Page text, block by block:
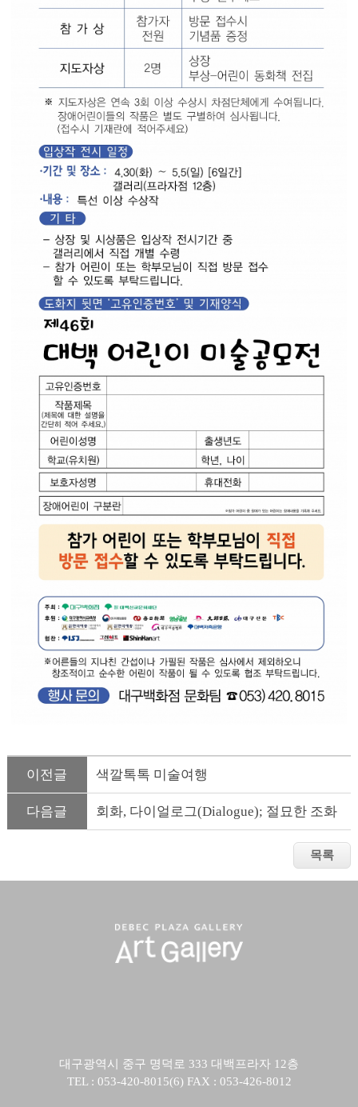
이전글 색깔톡톡 미술여행
다음글 회화, 다이얼로그(Dialogue); 절묘한 조화
대구광역시 중구 명덕로 333 대백프라자 12층
TEL : 053-420-8015(6) FAX : 053-426-8012